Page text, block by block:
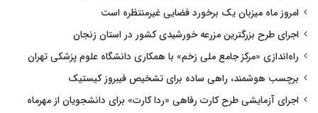
امروز ماه میزبان یک برخورد فضایی غیرمنتظره است
اجرای طرح بزرگترین مزرعه خورشیدی کشور در استان زنجان
راه‌اندازی «مرکز جامع ملی زخم» با همکاری دانشگاه علوم پزشکی تهران
برچسب هوشمند، راهی ساده برای تشخیص فیبروز کیستیک
اجرای آزمایشی طرح کارت رفاهی «ردا کارت» برای دانشجویان از مهرماه